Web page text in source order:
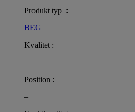
Produkt typ :
BEG
Kvalitet :
–
Position :
–